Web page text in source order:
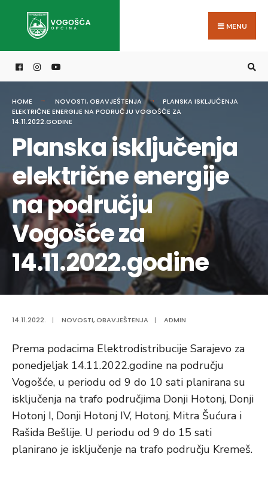
MENU
HOME NOVOSTI,OBAVJEŠTENJA
PLANSKA ISKLJUČENJA
ELEKTRIČNE ENERGIJE NA PODRUČJU VOGOŠĆE ZA
14.11.2022.GODINE
Planska isključenja
električne energije
na području
Vogošće za
14.11.2022.godine
14.11.2022. | NOVOSTI,OBAVJEŠTENJA | ADMIN
Prema podacima Elektrodistribucije Sarajevo za
ponedjeljak 14.11.2022.godine na području
Vogošće, u periodu od 9 do 10 sati planirana su
isključenja na trafo područjima Donji Hotonj, Donji
Hotonj I, Donji Hotonj IV, Hotonj, Mitra Šućura i
Rašida Bešlije. U periodu od 9 do 15 sati
planirano je isključenje na trafo području Kremeš.
for: